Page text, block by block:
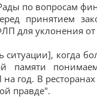
по вопросам
принятием
для уклонения
когда
памяти
год. В
правде".